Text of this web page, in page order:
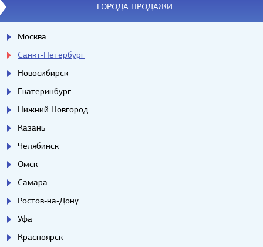
ГОРОДА ПРОДАЖИ
Москва
Санкт-Петербург
Новосибирск
Екатеринбург
Нижний Новгород
Казань
Челябинск
Омск
Самара
Ростов-на-Дону
Уфа
Красноярск